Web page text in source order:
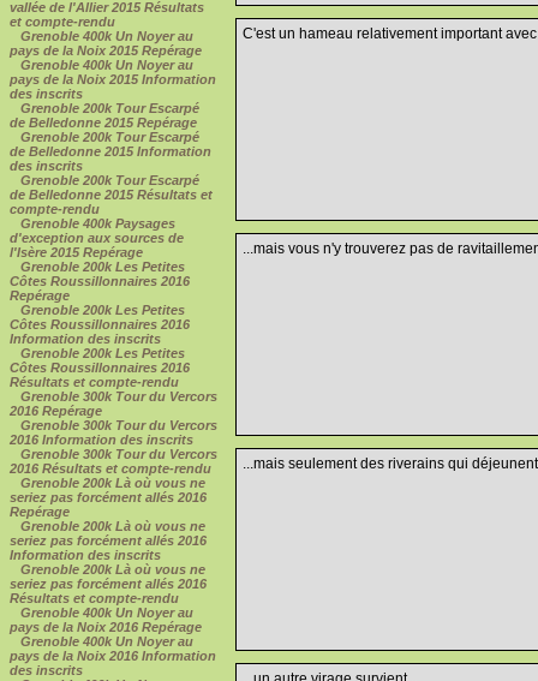
vallée de l'Allier 2015 Résultats
et compte-rendu
Grenoble 400k Un Noyer au
pays de la Noix 2015 Repérage
Grenoble 400k Un Noyer au
pays de la Noix 2015 Information
des inscrits
Grenoble 200k Tour Escarpé
de Belledonne 2015 Repérage
Grenoble 200k Tour Escarpé
de Belledonne 2015 Information
des inscrits
Grenoble 200k Tour Escarpé
de Belledonne 2015 Résultats et
compte-rendu
Grenoble 400k Paysages
d'exception aux sources de
l'Isère 2015 Repérage
Grenoble 200k Les Petites
Côtes Roussillonnaires 2016
Repérage
Grenoble 200k Les Petites
Côtes Roussillonnaires 2016
Information des inscrits
Grenoble 200k Les Petites
Côtes Roussillonnaires 2016
Résultats et compte-rendu
Grenoble 300k Tour du Vercors
2016 Repérage
Grenoble 300k Tour du Vercors
2016 Information des inscrits
Grenoble 300k Tour du Vercors
2016 Résultats et compte-rendu
Grenoble 200k Là où vous ne
seriez pas forcément allés 2016
Repérage
Grenoble 200k Là où vous ne
seriez pas forcément allés 2016
Information des inscrits
Grenoble 200k Là où vous ne
seriez pas forcément allés 2016
Résultats et compte-rendu
Grenoble 400k Un Noyer au
pays de la Noix 2016 Repérage
Grenoble 400k Un Noyer au
pays de la Noix 2016 Information
des inscrits
C'est un hameau relativement important
...mais vous n'y trouverez pas de
...mais seulement des riverains qui